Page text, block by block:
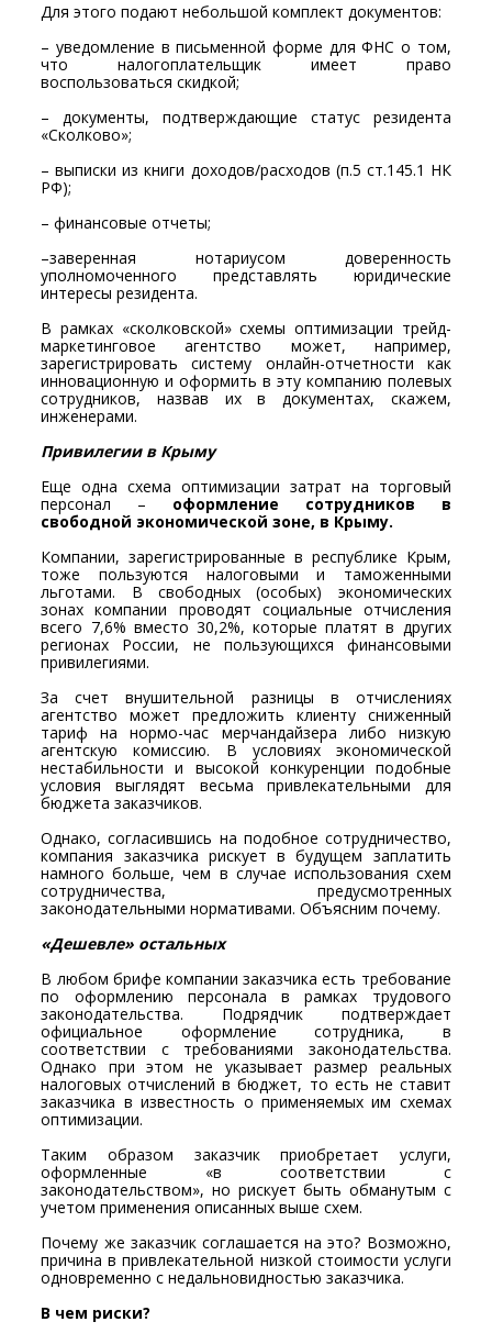
Для этого подают небольшой комплект документов:
– уведомление в письменной форме для ФНС о том,
что налогоплательщик имеет право
воспользоваться скидкой;
– документы, подтверждающие статус резидента
«Сколково»;
– выписки из книги доходов/расходов (п.5 ст.145.1 НК
РФ);
– финансовые отчеты;
–заверенная нотариусом доверенность
уполномоченного представлять юридические
интересы резидента.
В рамках «сколковской» схемы оптимизации трейд-
маркетинговое агентство может, например,
зарегистрировать систему онлайн-отчетности как
инновационную и оформить в эту компанию полевых
сотрудников, назвав их в документах, скажем,
инженерами.
Привилегии в Крыму
Еще одна схема оптимизации затрат на торговый
персонал – оформление сотрудников в
свободной экономической зоне, в Крыму.
Компании, зарегистрированные в республике Крым,
тоже пользуются налоговыми и таможенными
льготами. В свободных (особых) экономических
зонах компании проводят социальные отчисления
всего 7,6% вместо 30,2%, которые платят в других
регионах России, не пользующихся финансовыми
привилегиями.
За счет внушительной разницы в отчислениях
агентство может предложить клиенту сниженный
тариф на нормо-час мерчандайзера либо низкую
агентскую комиссию. В условиях экономической
нестабильности и высокой конкуренции подобные
условия выглядят весьма привлекательными для
бюджета заказчиков.
Однако, согласившись на подобное сотрудничество,
компания заказчика рискует в будущем заплатить
намного больше, чем в случае использования схем
сотрудничества, предусмотренных
законодательными нормативами. Объясним почему.
«Дешевле» остальных
В любом брифе компании заказчика есть требование
по оформлению персонала в рамках трудового
законодательства. Подрядчик подтверждает
официальное оформление сотрудника, в
соответствии с требованиями законодательства.
Однако при этом не указывает размер реальных
налоговых отчислений в бюджет, то есть не ставит
заказчика в известность о применяемых им схемах
оптимизации.
Таким образом заказчик приобретает услуги,
оформленные «в соответствии с
законодательством», но рискует быть обманутым с
учетом применения описанных выше схем.
Почему же заказчик соглашается на это? Возможно,
причина в привлекательной низкой стоимости услуги
одновременно с недальновидностью заказчика.
В чем риски?